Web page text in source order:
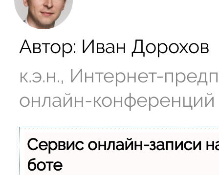
Автор: Иван Дорохов
к.э.н., Интернет-
онлайн-конференций
Сервис онлайн-записи
боте